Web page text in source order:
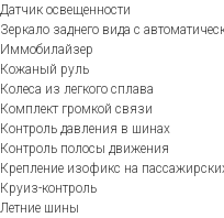
Датчик освещенности
Зеркало заднего вида с
Иммобилайзер
Кожаный руль
Колеса из легкого сплава
Комплект громкой связи
Контроль давления в шинах
Контроль полосы движения
Крепление изофикс на
Круиз-контроль
Летние шины